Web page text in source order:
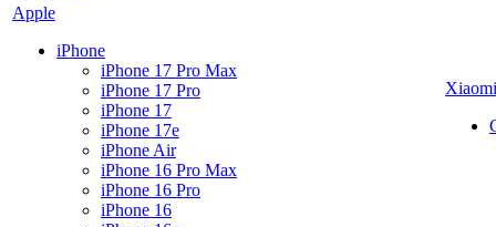
Apple
iPhone
iPhone 17 Pro Max
iPhone 17 Pro
iPhone 17
iPhone 17e
iPhone Air
iPhone 16 Pro Max
iPhone 16 Pro
iPhone 16
Xiaomi